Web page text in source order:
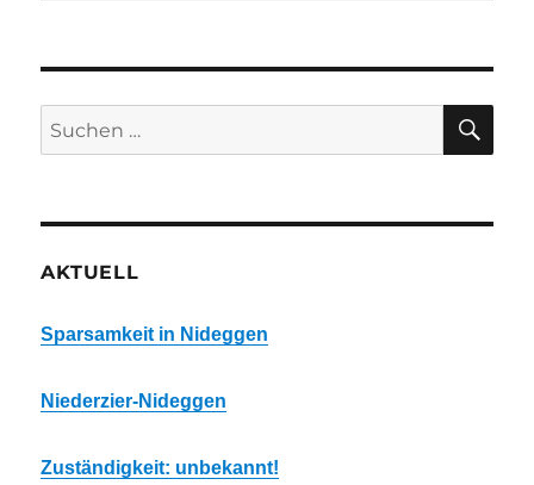
Suchen
nach:
AKTUELL
Sparsamkeit in Nideggen
Niederzier-Nideggen
Zuständigkeit: unbekannt!